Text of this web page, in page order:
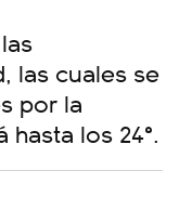
las cuales se
por la
hasta los 24°.